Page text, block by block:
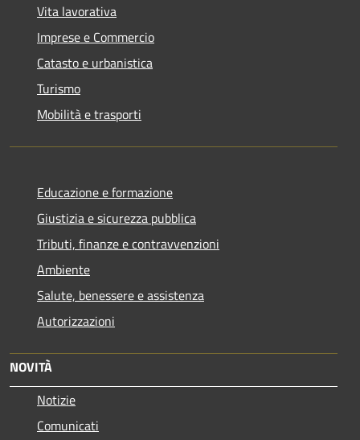
Vita lavorativa
Imprese e Commercio
Catasto e urbanistica
Turismo
Mobilità e trasporti
Educazione e formazione
Giustizia e sicurezza pubblica
Tributi, finanze e contravvenzioni
Ambiente
Salute, benessere e assistenza
Autorizzazioni
NOVITÀ
Notizie
Comunicati